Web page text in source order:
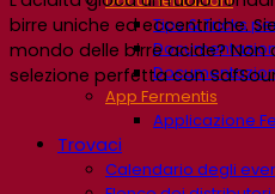
Tips & Tricks
App Fermentis
Applicazione
Trovaci
Calendario degli
birre uniche ed eccentriche.
mondo delle birre acide?
selezione perfetta con